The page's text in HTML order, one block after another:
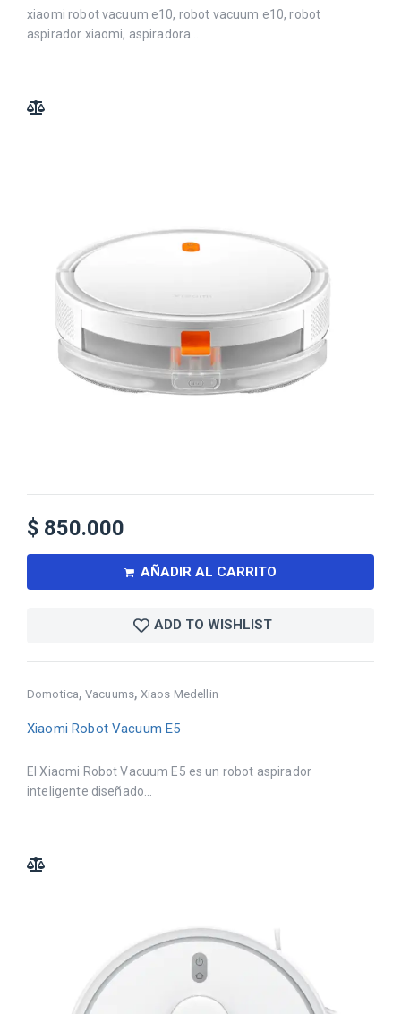
xiaomi robot vacuum e10, robot vacuum e10, robot
aspirador xiaomi, aspiradora...
Domotica,Vacuums, Xiaos Medellin
Xiaomi Robot Vacuum E5
El Xiaomi Robot Vacuum E5 es un robot aspirador
inteligente diseñado...
$ 850.000
AÑADIR AL CARRITO
ADD TO WISHLIST